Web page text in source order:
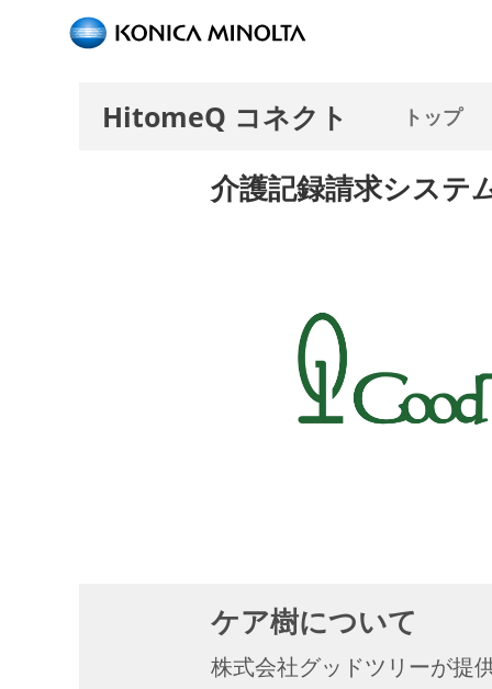
HitomeQ コネクト トップ
介護記録請求システ
ケア樹について
株式会社グッドツリーが提